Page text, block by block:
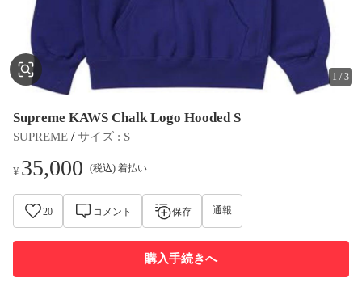
1 /3
Supreme KAWS Chalk Logo Hooded S
SUPREME / サイズ : S
¥35,000 (税込) 着払い
20 コメント 保存 通報
購入手続きへ